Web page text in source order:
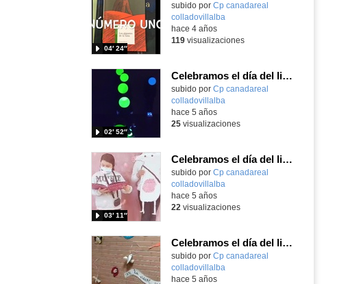
Contenido educativo.
subido por Cp canadareal
colladovillalba
04′ 24″
hace 4 años
119visualizaciones
Celebramos el día del libro
Contenido educativo.
subido por Cp canadareal
colladovillalba
02′ 52″
hace 5 años
25visualizaciones
Celebramos el día del libro
Contenido educativo.
subido por Cp canadareal
colladovillalba
03′ 11″
hace 5 años
22 visualizaciones
Celebramos el día del libro
Contenido educativo.
subido por Cp canadareal
colladovillalba
hace 5 años